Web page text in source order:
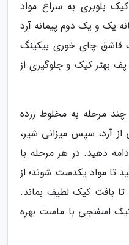
بلوبری به سراغ مواد
یک و یک دوم پیمانه آرد
قاشق چای خوری بیکینگ
بهتر کیک و جلوگیری از
مرحله به مخلوط زرده
از آرد، سپس میزانی شیر،
دهید. در هر مرحله با
تا مواد یکدست شوند؛ از
بافت کیک لطیف بماند.
اسفنجی با ماست بهره